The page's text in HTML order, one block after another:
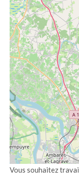
Vous souhaitez